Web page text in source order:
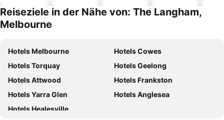
Reiseziele in der Nähe von: The Langham,
Melbourne
Hotels Melbourne
Hotels Cowes
Hotels Torquay
Hotels Geelong
Hotels Attwood
Hotels Frankston
Hotels Yarra Glen
Hotels Anglesea
Hotels Healesville